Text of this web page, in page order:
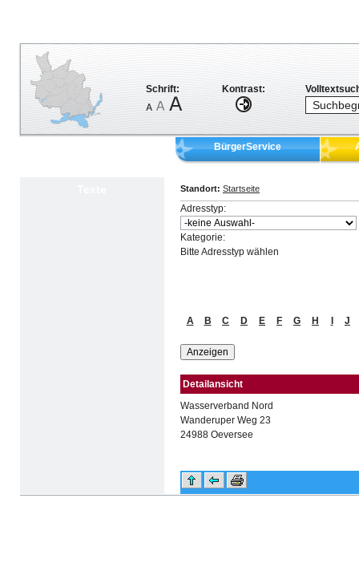
Schrift: Kontrast:
BürgerService
Standort: Startseite
Adresstyp:
Kategorie:
Bitte Adresstyp wählen
A B C D E F G H J
Detailansicht
Wasserverband Nord
Wanderuper Weg 23
24988 Oeversee